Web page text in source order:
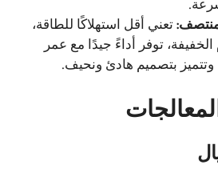
تعني أقل استهلاكًا للطاقة،
توفر أداءً جيدًا مع عمر
بتصميم هادئ ونحيف.